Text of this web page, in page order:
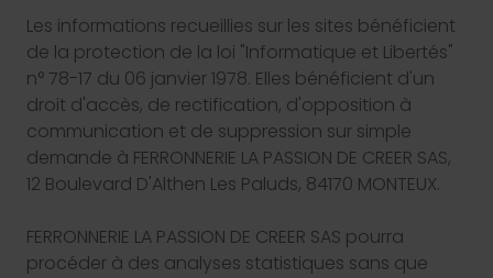
Les informations recueillies sur les sites bénéficient
de la protection de la loi "Informatique et Libertés"
n° 78-17 du 06 janvier 1978. Elles bénéficient d'un
droit d'accès, de rectification, d'opposition à
communication et de suppression sur simple
demande à FERRONNERIE LA PASSION DE CREER SAS,
12 Boulevard D'Althen Les Paluds, 84170 MONTEUX.
FERRONNERIE LA PASSION DE CREER SAS pourra
procéder à des analyses statistiques sans que